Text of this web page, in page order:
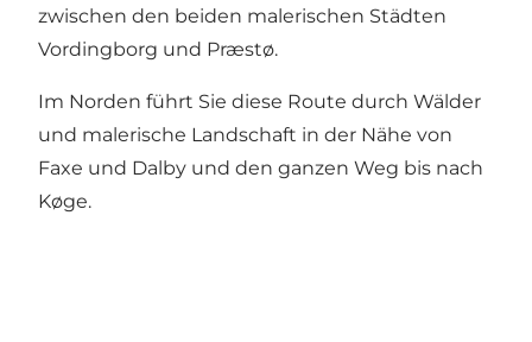
zwischen den beiden malerischen Städten
Vordingborg und Præstø.
Im Norden führt Sie diese Route durch Wälder
und malerische Landschaft in der Nähe von
Faxe und Dalby und den ganzen Weg bis nach
Køge.